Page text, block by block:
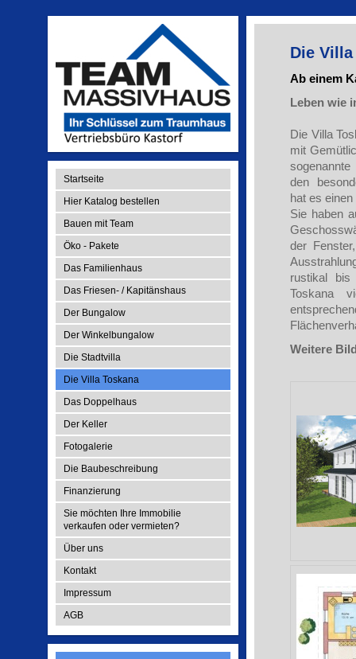
Startseite
Hier Katalog bestellen
Bauen mit Team
Öko - Pakete
Das Familienhaus
Das Friesen- / Kapitänshaus
Der Bungalow
Der Winkelbungalow
Die Stadtvilla
Die Villa Toskana
Das Doppelhaus
Der Keller
Fotogalerie
Die Baubeschreibung
Finanzierung
Sie möchten Ihre Immobilie
verkaufen oder vermieten?
Über uns
Kontakt
Impressum
AGB
Die Villa
Ab einem
Leben wie
Die Villa
mit
den
hat es
Sie haben
der
rustikal bis
Toskana
Weitere